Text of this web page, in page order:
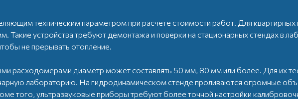
техническим параметром при расчете стоимости работ. Для квартирных
Такие устройства требуют демонтажа и поверки на стационарных стендах в
не прерывать отопление.
расходомерами диаметр может составлять 50 мм, 80 мм или более. Для их
лабораторию. На гидродинамическом стенде проливаются огромные
того, ультразвуковые приборы требуют более точной настройки